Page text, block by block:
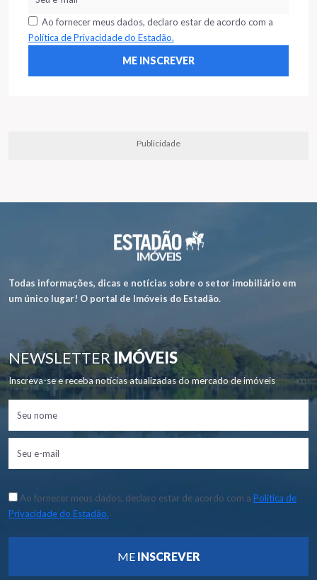
Ao fornecer meus dados, declaro estar de acordo com a
Política de Privacidade do Estadão.
Publicidade
Todas informações, dicas e notícias sobre o setor imobiliário em
um único lugar! O portal de Imóveis do Estadão.
NEWSLETTERIMÓVEIS
Inscreva-se e receba notícias atualizadas do mercado de imóveis
Ao fornecer meus dados, declaro estar de acordo com a Política de
Privacidade do Estadão.
ME INSCREVER